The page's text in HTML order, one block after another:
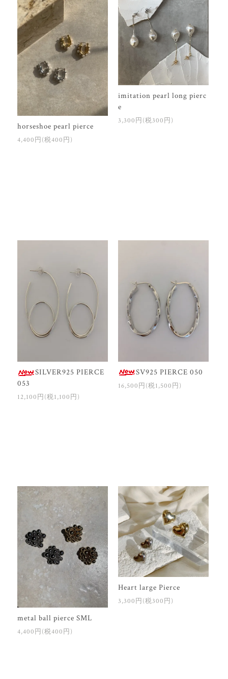
horseshoe pearl pierce
4,400円(税400円)
imitation pearl long pierc
e
3,300円(税300円)
SILVER925 PIERCE
053
12,100円(税1,100円)
SV925 PIERCE 050
16,500円(税1,500円)
metal ball pierce SML
4,400円(税400円)
Heart large Pierce
3,300円(税300円)